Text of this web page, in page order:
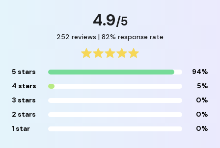
4.9/5
252 reviews | 82% response rate
5 stars
94%
4 stars
5%
3 stars
0%
2 stars
0%
1 star
0%